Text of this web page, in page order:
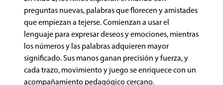
preguntas nuevas, palabras que florecen y amistades
que empiezan a tejerse. Comienzan a usar el
lenguaje para expresar deseos y emociones, mientras
los números y las palabras adquieren mayor
significado. Sus manos ganan precisión y fuerza, y
cada trazo, movimiento y juego se enriquece con un
acompañamiento pedagógico cercano.